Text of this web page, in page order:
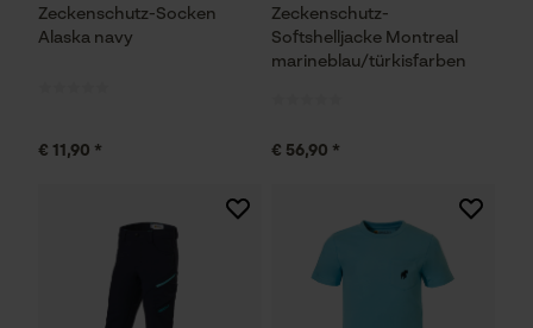
Zeckenschutz-Socken
Alaska navy
€ 11,90 *
Zeckenschutz-
Softshelljacke Montreal
marineblau/türkisfarben
€ 56,90 *